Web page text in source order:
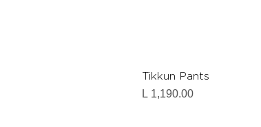
Tikkun Pants
Precio
L 1,190.00